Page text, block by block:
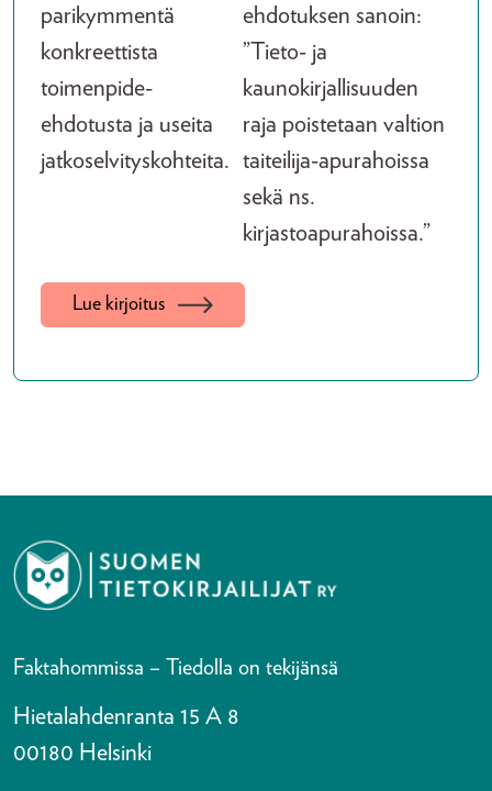
parikymmentä
konkreettista
toimenpide-
ehdotusta ja useita
jatkoselvityskohteita.
ehdotuksen sanoin:
”Tieto- ja
kaunokirjallisuuden
raja poistetaan valtion
taiteilija-apurahoissa
sekä ns.
kirjastoapurahoissa.”
Lue kirjoitus
Faktahommissa – Tiedolla on tekijänsä
Hietalahdenranta 15 A 8
00180 Helsinki